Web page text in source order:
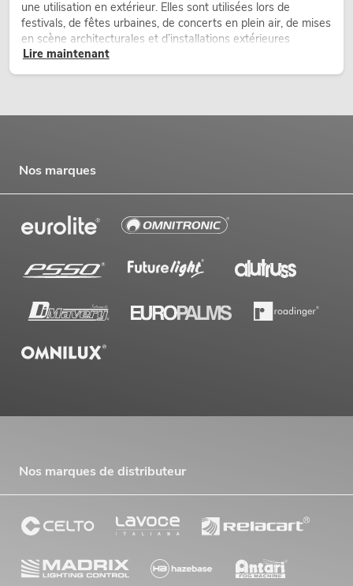
une utilisation en extérieur. Elles sont utilisées lors de
festivals, de fêtes urbaines, de concerts en plein air, de mises
en scène architecturales et d’installations extérieures
temporaires.
Lire maintenant
Nos marques
Nos marques de distributeur